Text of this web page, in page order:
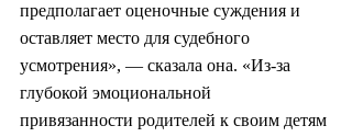
предполагает оценочные суждения и
оставляет место для судебного
усмотрения», — сказала она. «Из-за
глубокой эмоциональной
привязанности родителей к своим детям